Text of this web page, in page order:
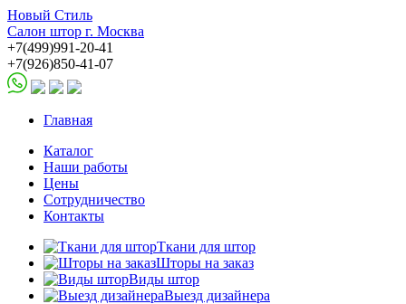
Новый Стиль
Салон штор г. Москва
+7(499)991-20-41
+7(926)850-41-07
Главная
Каталог
Наши работы
Цены
Сотрудничество
Контакты
Ткани для штор
Шторы на заказ
Виды штор
Выезд дизайнера